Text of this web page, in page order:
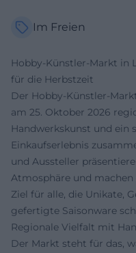
Im Freien
Hobby-Künstler-Markt in
für die Herbstzeit
Der Hobby-Künstler-
am 25. Oktober 2026
Handwerkskunst und ein
Einkaufserlebnis
und Aussteller
Atmosphäre und
Ziel für alle, die Unikate,
gefertigte Saisonware
Regionale Vielfalt mit
Der Markt steht für das,